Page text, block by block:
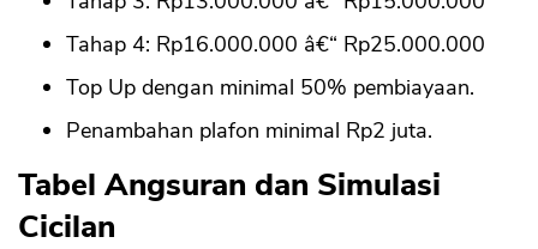
Tahap 4: Rp16.000.000 â€“ Rp25.000.000
Top Up dengan minimal 50% pembiayaan.
Penambahan plafon minimal Rp2 juta.
Tabel Angsuran dan Simulasi
Cicilan